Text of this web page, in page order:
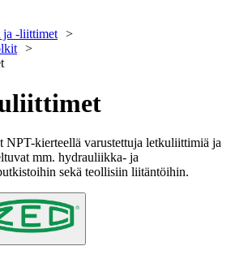
-liittimet
kierteellä varustettuja letkuliittimiä ja
mm. hydrauliikka- ja
sekä teollisiin liitäntöihin.